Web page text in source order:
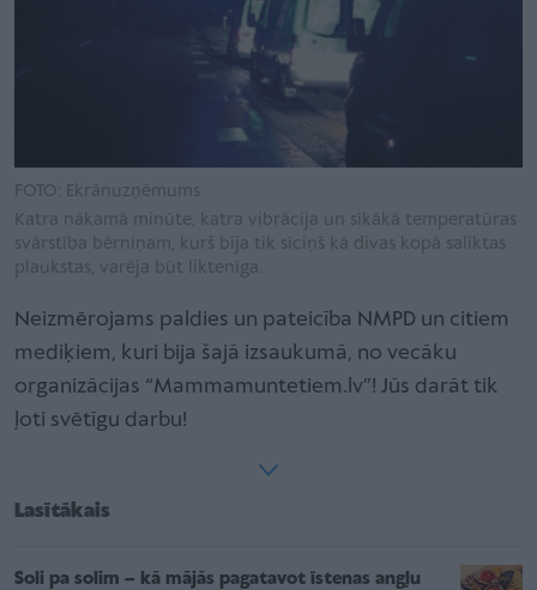
FOTO: Ekrānuzņēmums
Katra nākamā minūte, katra vibrācija un sīkākā temperatūras
svārstība bērniņam, kurš bija tik sīciņš kā divas kopā saliktas
plaukstas, varēja būt liktenīga.
Neizmērojams paldies un pateicība NMPD un citiem
mediķiem, kuri bija šajā izsaukumā, no vecāku
organizācijas “Mammamuntetiem.lv”! Jūs darāt tik
ļoti svētīgu darbu!
Lasītākais
Soli pa solim – kā mājās pagatavot īstenas angļu